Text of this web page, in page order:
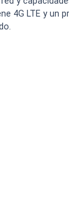
4G LTE y un